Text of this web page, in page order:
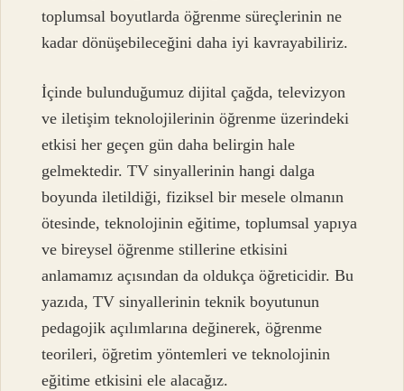
toplumsal boyutlarda öğrenme süreçlerinin ne
kadar dönüşebileceğini daha iyi kavrayabiliriz.
İçinde bulunduğumuz dijital çağda, televizyon
ve iletişim teknolojilerinin öğrenme üzerindeki
etkisi her geçen gün daha belirgin hale
gelmektedir. TV sinyallerinin hangi dalga
boyunda iletildiği, fiziksel bir mesele olmanın
ötesinde, teknolojinin eğitime, toplumsal yapıya
ve bireysel öğrenme stillerine etkisini
anlamamız açısından da oldukça öğreticidir. Bu
yazıda, TV sinyallerinin teknik boyutunun
pedagojik açılımlarına değinerek, öğrenme
teorileri, öğretim yöntemleri ve teknolojinin
eğitime etkisini ele alacağız.